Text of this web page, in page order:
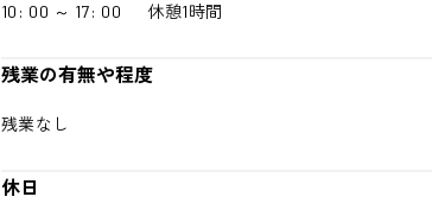
10: 00 ～ 17: 00 休憩1時間
残業の有無や程度
残業なし
休日